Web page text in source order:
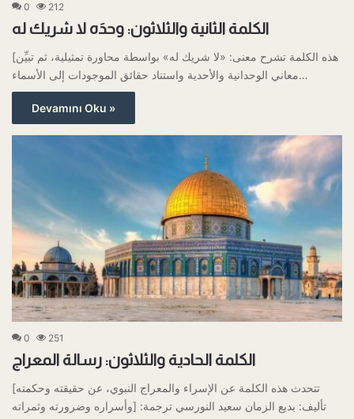
0 212
الكلمة الثانية والثلاثون: وحدَه لا شريك له
[هذه الكلمة تشرح معنى: «لا شريك له» بواسطة محاورة تمثيلية، ثم تبيِّن
معاني الوحدانية والأحدية واستناد حقائق الموجودات إلى الأسماء…
Devamını Oku »
0 251
الكلمة الحادية والثلاثون: رسالة المعراج
[تتحدث هذه الكلمة عن الإسراء والمعراج النبوي، عن حقيقته وحكمته
وأسراره وضرورته وثمراته] تأليف: بديع الزمان سعيد النورسي ترجمة: